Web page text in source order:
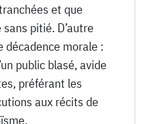
et que
pitié. D’autre
décadence morale :
public blasé, avide
préférant les
aux récits de